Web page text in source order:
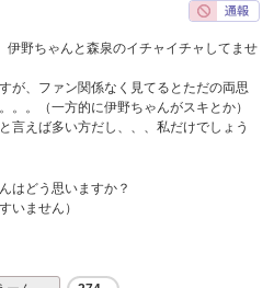
伊野ちゃんと森泉のイチャイチャしてませ
が、ファン関係なく見てるとただの両思
。。（一方的に伊野ちゃんがスキとか）
言えば多い方だし、、、私だけでしょう
はどう思いますか？
いません）